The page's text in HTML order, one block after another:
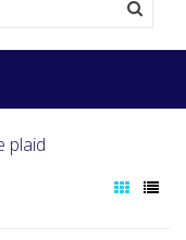
plaid